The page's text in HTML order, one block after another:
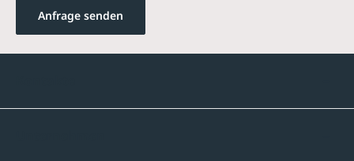
Anfrage senden